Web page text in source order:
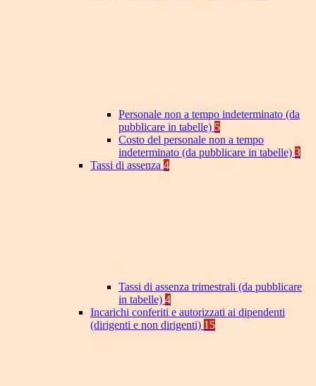
Personale non a tempo indeterminato (da
pubblicare in tabelle) 5
Costo del personale non a tempo
indeterminato (da pubblicare in tabelle) 3
Tassi di assenza 4
Tassi di assenza trimestrali (da pubblicare
in tabelle) 4
Incarichi conferiti e autorizzati ai dipendenti
(dirigenti e non dirigenti) 15